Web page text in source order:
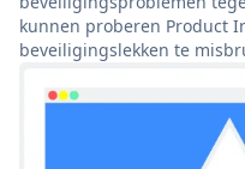
kunnen proberen Product
beveiligingslekken te